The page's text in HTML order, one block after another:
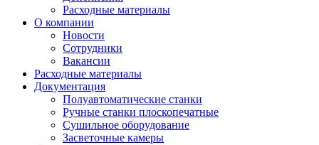
Расходные материалы
О компании
Новости
Сотрудники
Вакансии
Расходные материалы
Документация
Полуавтоматические станки
Ручные станки плоскопечатные
Сушильное оборудование
Засветочные камеры